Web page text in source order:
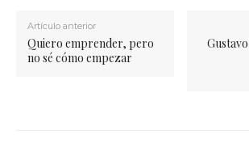
Artículo anterior
Quiero emprender, pero
no sé cómo empezar